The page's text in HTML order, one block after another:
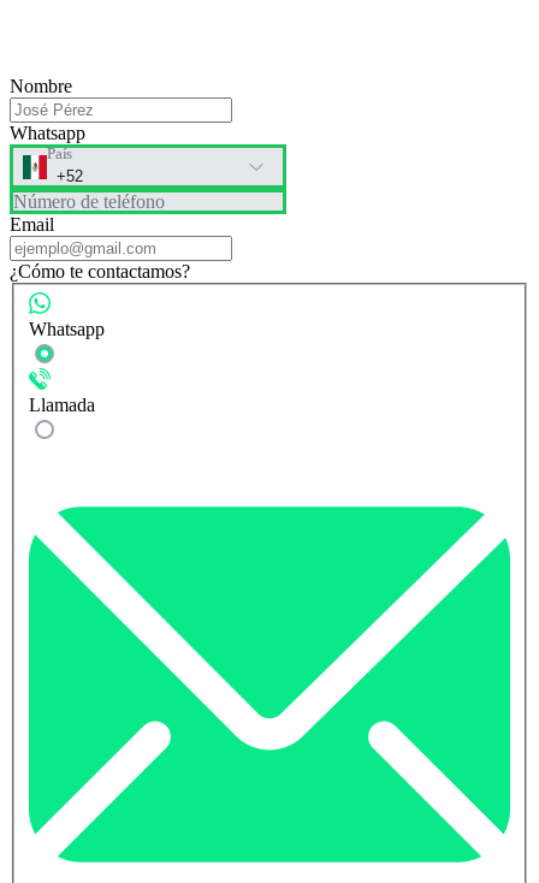
Nombre
Whatsapp
País
Número de teléfono
Email
¿Cómo te contactamos?
Whatsapp
Llamada